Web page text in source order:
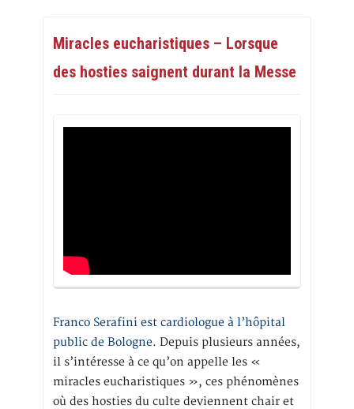
Miracles eucharistiques – Lorsque
des hosties saignent durant la Messe
Franco Serafini est cardiologue à l’hôpital
public de Bologne. Depuis plusieurs années,
il s’intéresse à ce qu’on appelle les «
miracles eucharistiques », ces phénomènes
où des hosties du culte deviennent chair et